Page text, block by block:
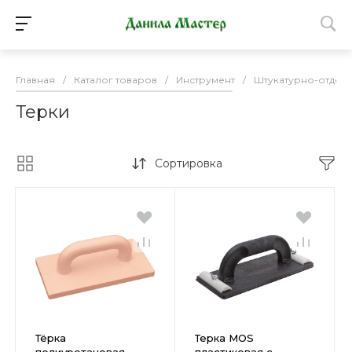
Главная / Каталог товаров / Инструмент / Штукатурно-
Терки
Сортировка
Тёрка
Терка MOS